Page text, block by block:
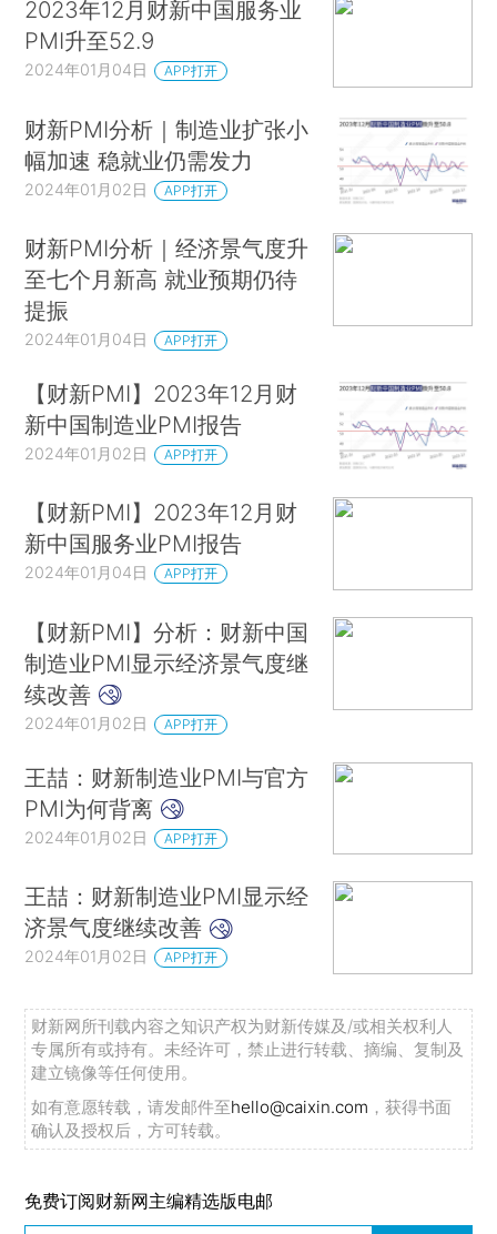
2023年12月财新中国服务业
PMI升至52.9
2024年01月04日 APP打开
财新PMI分析｜制造业扩张小
幅加速 稳就业仍需发力
2024年01月02日 APP打开
财新PMI分析｜经济景气度升
至七个月新高 就业预期仍待
提振
2024年01月04日 APP打开
【财新PMI】2023年12月财
新中国制造业PMI报告
2024年01月02日 APP打开
【财新PMI】2023年12月财
新中国服务业PMI报告
2024年01月04日 APP打开
【财新PMI】分析：财新中国
制造业PMI显示经济景气度继
续改善
2024年01月02日 APP打开
王喆：财新制造业PMI与官方
PMI为何背离
2024年01月02日 APP打开
王喆：财新制造业PMI显示经
济景气度继续改善
2024年01月02日 APP打开
财新网所刊载内容之知识产权为财新传媒及/或相关权利人
专属所有或持有。未经许可，禁止进行转载、摘编、复制及
建立镜像等任何使用。
如有意愿转载，请发邮件至hello@caixin.com ，获得书面
确认及授权后，方可转载。
免费订阅财新网主编精选版电邮